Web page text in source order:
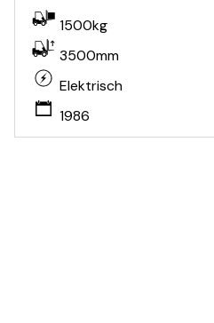
1500kg
3500mm
Elektrisch
1986